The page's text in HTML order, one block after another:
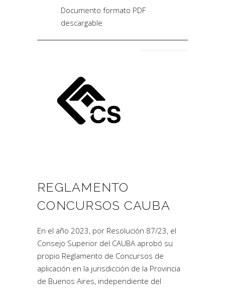
Documento formato PDF
descargable
REGLAMENTO
CONCURSOS CAUBA
En el año 2023, por Resolución 87/23, el
Consejo Superior del CAUBA aprobó su
propio Reglamento de Concursos de
aplicación en la jurisdicción de la Provincia
de Buenos Aires, independiente del